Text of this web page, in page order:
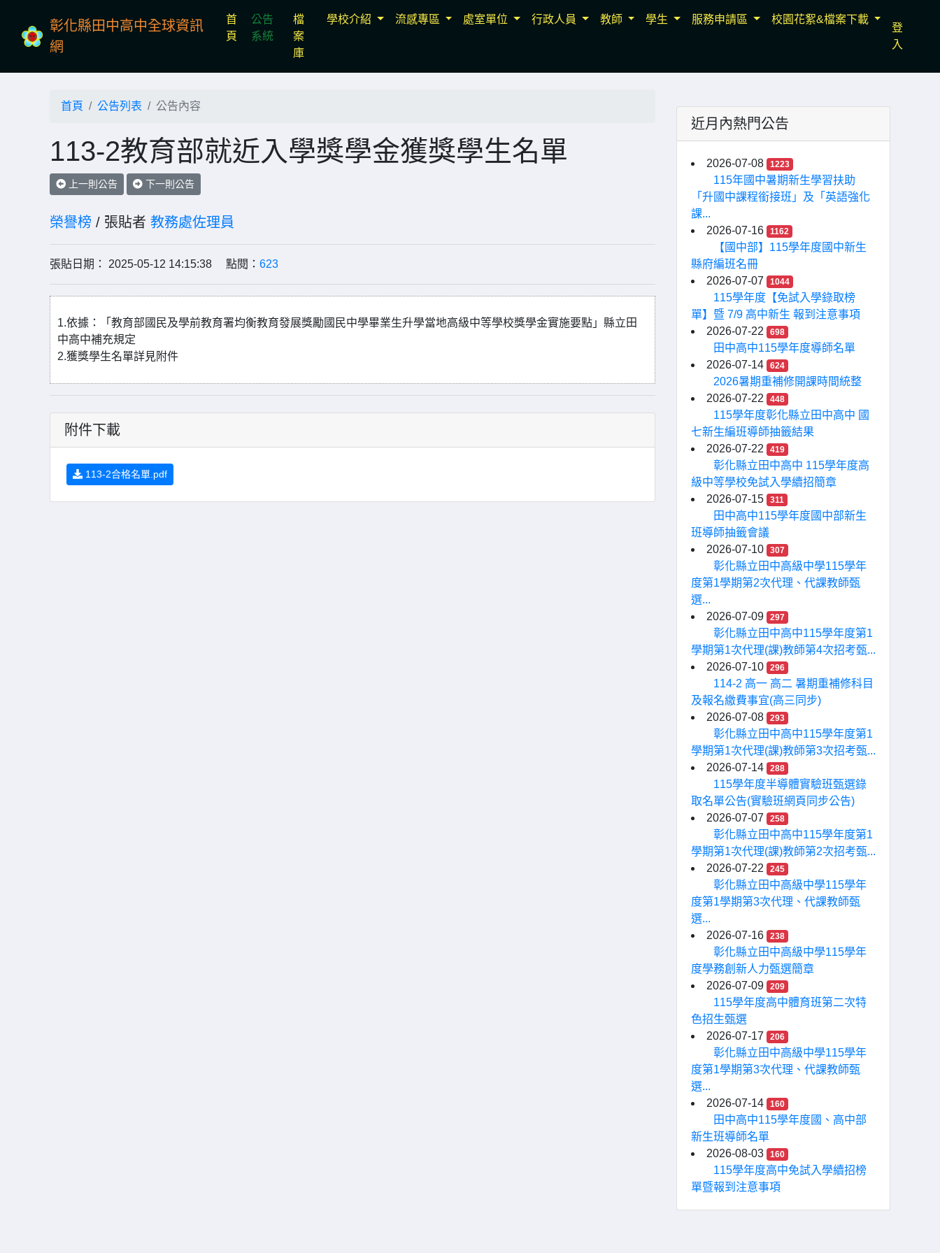
彰化縣田中高中全球資訊
網
首
頁 (current)
公告
系統
檔
案
庫
學校介紹 流感專區 處室單位 行政人員 教師 學生 服務申請區 校園花絮&檔案下載
登
入
首頁 公告列表 公告內容
113-2教育部就近入學獎學金獲獎學生名單
上一則公告 下一則公告
榮譽榜 / 張貼者 教務處佐理員
張貼日期： 2025-05-12 14:15:38 點閱： 623
1.依據：「教育部國民及學前教育署均衡教育發展獎勵國民中學畢業生升學當地高級中等學校獎學金實施要點」縣立田
中高中補充規定
2.獲獎學生名單詳見附件
附件下載
113-2合格名單.pdf
近月內熱門公告
2026-07-08 1223
115年國中暑期新生學習扶助
「升國中課程銜接班」及「英語強化
課...
2026-07-16
1162
【國中部】115學年度國中新生
縣府編班名冊
2026-07-07
1044
115學年度【免試入學錄取榜
單】暨 7/9 高中新生 報到注意事項
2026-07-22
698
田中高中115學年度導師名單
2026-07-14
624
2026暑期重補修開課時間統整
2026-07-22
448
115學年度彰化縣立田中高中 國
七新生編班導師抽籤結果
2026-07-22
419
彰化縣立田中高中 115學年度高
級中等學校免試入學續招簡章
2026-07-15
311
田中高中115學年度國中部新生
班導師抽籤會議
2026-07-10
307
彰化縣立田中高級中學115學年
度第1學期第2次代理、代課教師甄
選...
2026-07-09
297
彰化縣立田中高中115學年度第1
學期第1次代理(課)教師第4次招考甄...
2026-07-10
296
114-2 高一 高二 暑期重補修科目
及報名繳費事宜(高三同步)
2026-07-08
293
彰化縣立田中高中115學年度第1
學期第1次代理(課)教師第3次招考甄...
2026-07-14
288
115學年度半導體實驗班甄選錄
取名單公告(實驗班網頁同步公告)
2026-07-07
258
彰化縣立田中高中115學年度第1
學期第1次代理(課)教師第2次招考甄...
2026-07-22
245
彰化縣立田中高級中學115學年
度第1學期第3次代理、代課教師甄
選...
2026-07-16
238
彰化縣立田中高級中學115學年
度學務創新人力甄選簡章
2026-07-09
209
115學年度高中體育班第二次特
色招生甄選
2026-07-17
206
彰化縣立田中高級中學115學年
度第1學期第3次代理、代課教師甄
選...
2026-07-14
160
田中高中115學年度國、高中部
新生班導師名單
2026-08-03
160
115學年度高中免試入學續招榜
單暨報到注意事項